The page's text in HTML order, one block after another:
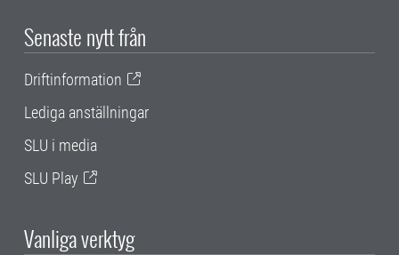
Senaste nytt från
Driftinformation
Lediga anställningar
SLU i media
SLU Play
Vanliga verktyg